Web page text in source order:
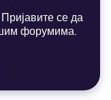
се да
форумима.